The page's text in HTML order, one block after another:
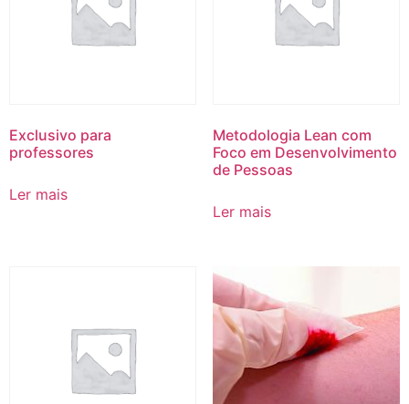
Exclusivo para
professores
Ler mais
Metodologia Lean com
Foco em Desenvolvimento
de Pessoas
Ler mais